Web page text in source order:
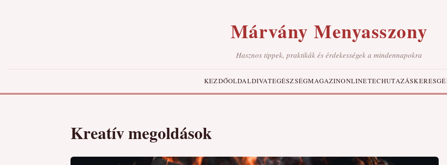
Márvány Menyasszony
Hasznos tippek, praktikák és érdekességek a mindennapokra
KEZDŐOLDALDIVATEGÉSZSÉGMAGAZINONLINETECHUTAZÁS
Kreatív megoldások